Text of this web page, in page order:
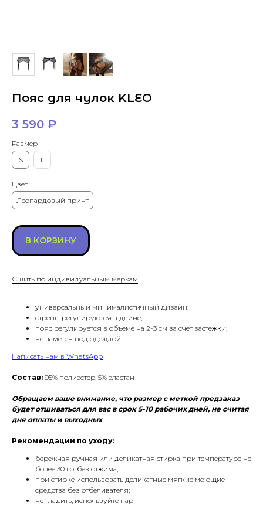
Пояс для чулок KLEO
3 590 ₽
Размер
S
L
Цвет
Леопардовый принт
В КОРЗИНУ
Сшить по индивидуальным меркам
универсальный минималистичный дизайн;
cтрепы регулируются в длине;
пояс регулируется в объеме на 2-3 см за счет застежки;
не заметен под одеждой
Написать нам в WhatsApp
Состав: 95% полиэстер, 5% эластан
Обращаем ваше внимание, что размер с меткой предзаказ
будет отшиваться для вас в срок 5-10 рабочих дней, не считая
дня оплаты и выходных
Рекомендации по уходу:
бережная ручная или деликатная стирка при температуре не
более 30 гр, без отжима;
при стирке использовать деликатные мягкие моющие
средства без отбеливателя;
не гладить, используйте пар